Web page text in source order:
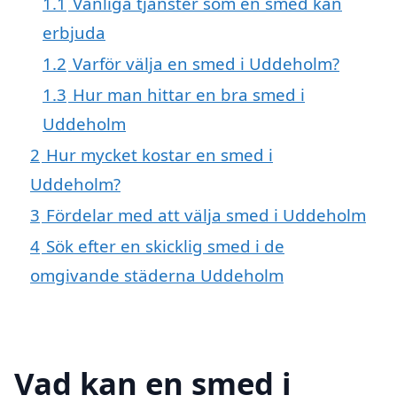
erbjuda
1.2 Varför välja en smed i Uddeholm?
1.3 Hur man hittar en bra smed i
Uddeholm
2 Hur mycket kostar en smed i
Uddeholm?
3 Fördelar med att välja smed i Uddeholm
4 Sök efter en skicklig smed i de
omgivande städerna Uddeholm
Vad kan en smed i